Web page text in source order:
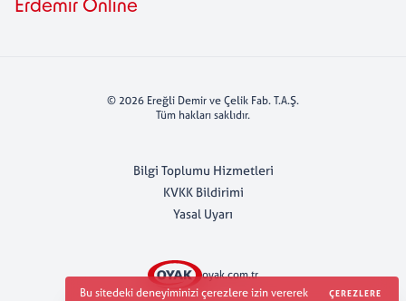
Erdemir Online
© 2026 Ereğli Demir ve Çelik Fab. T.A.Ş.
Tüm hakları saklıdır.
Bilgi Toplumu Hizmetleri
KVKK Bildirimi
Yasal Uyarı
oyak.com.tr
Bu sitedeki deneyiminizi çerezlere izin vererek
ÇEREZLERE